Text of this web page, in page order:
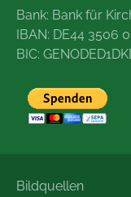
Bank: Bank für
IBAN: DE44 3506
BIC:
Bildquellen